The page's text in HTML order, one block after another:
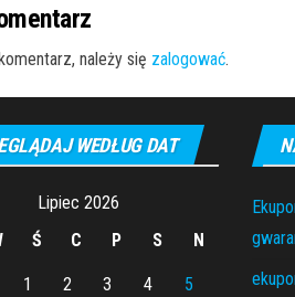
należy się zalogować.
WEDŁUG DAT
Lipiec 2026
Ś C P S N
1 2 3 4 5